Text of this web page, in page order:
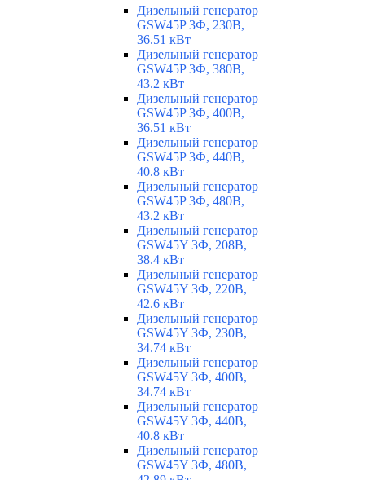
Дизельный генератор
GSW45P 3Ф, 230В,
36.51 кВт
Дизельный генератор
GSW45P 3Ф, 380В,
43.2 кВт
Дизельный генератор
GSW45P 3Ф, 400В,
36.51 кВт
Дизельный генератор
GSW45P 3Ф, 440В,
40.8 кВт
Дизельный генератор
GSW45P 3Ф, 480В,
43.2 кВт
Дизельный генератор
GSW45Y 3Ф, 208В,
38.4 кВт
Дизельный генератор
GSW45Y 3Ф, 220В,
42.6 кВт
Дизельный генератор
GSW45Y 3Ф, 230В,
34.74 кВт
Дизельный генератор
GSW45Y 3Ф, 400В,
34.74 кВт
Дизельный генератор
GSW45Y 3Ф, 440В,
40.8 кВт
Дизельный генератор
GSW45Y 3Ф, 480В,